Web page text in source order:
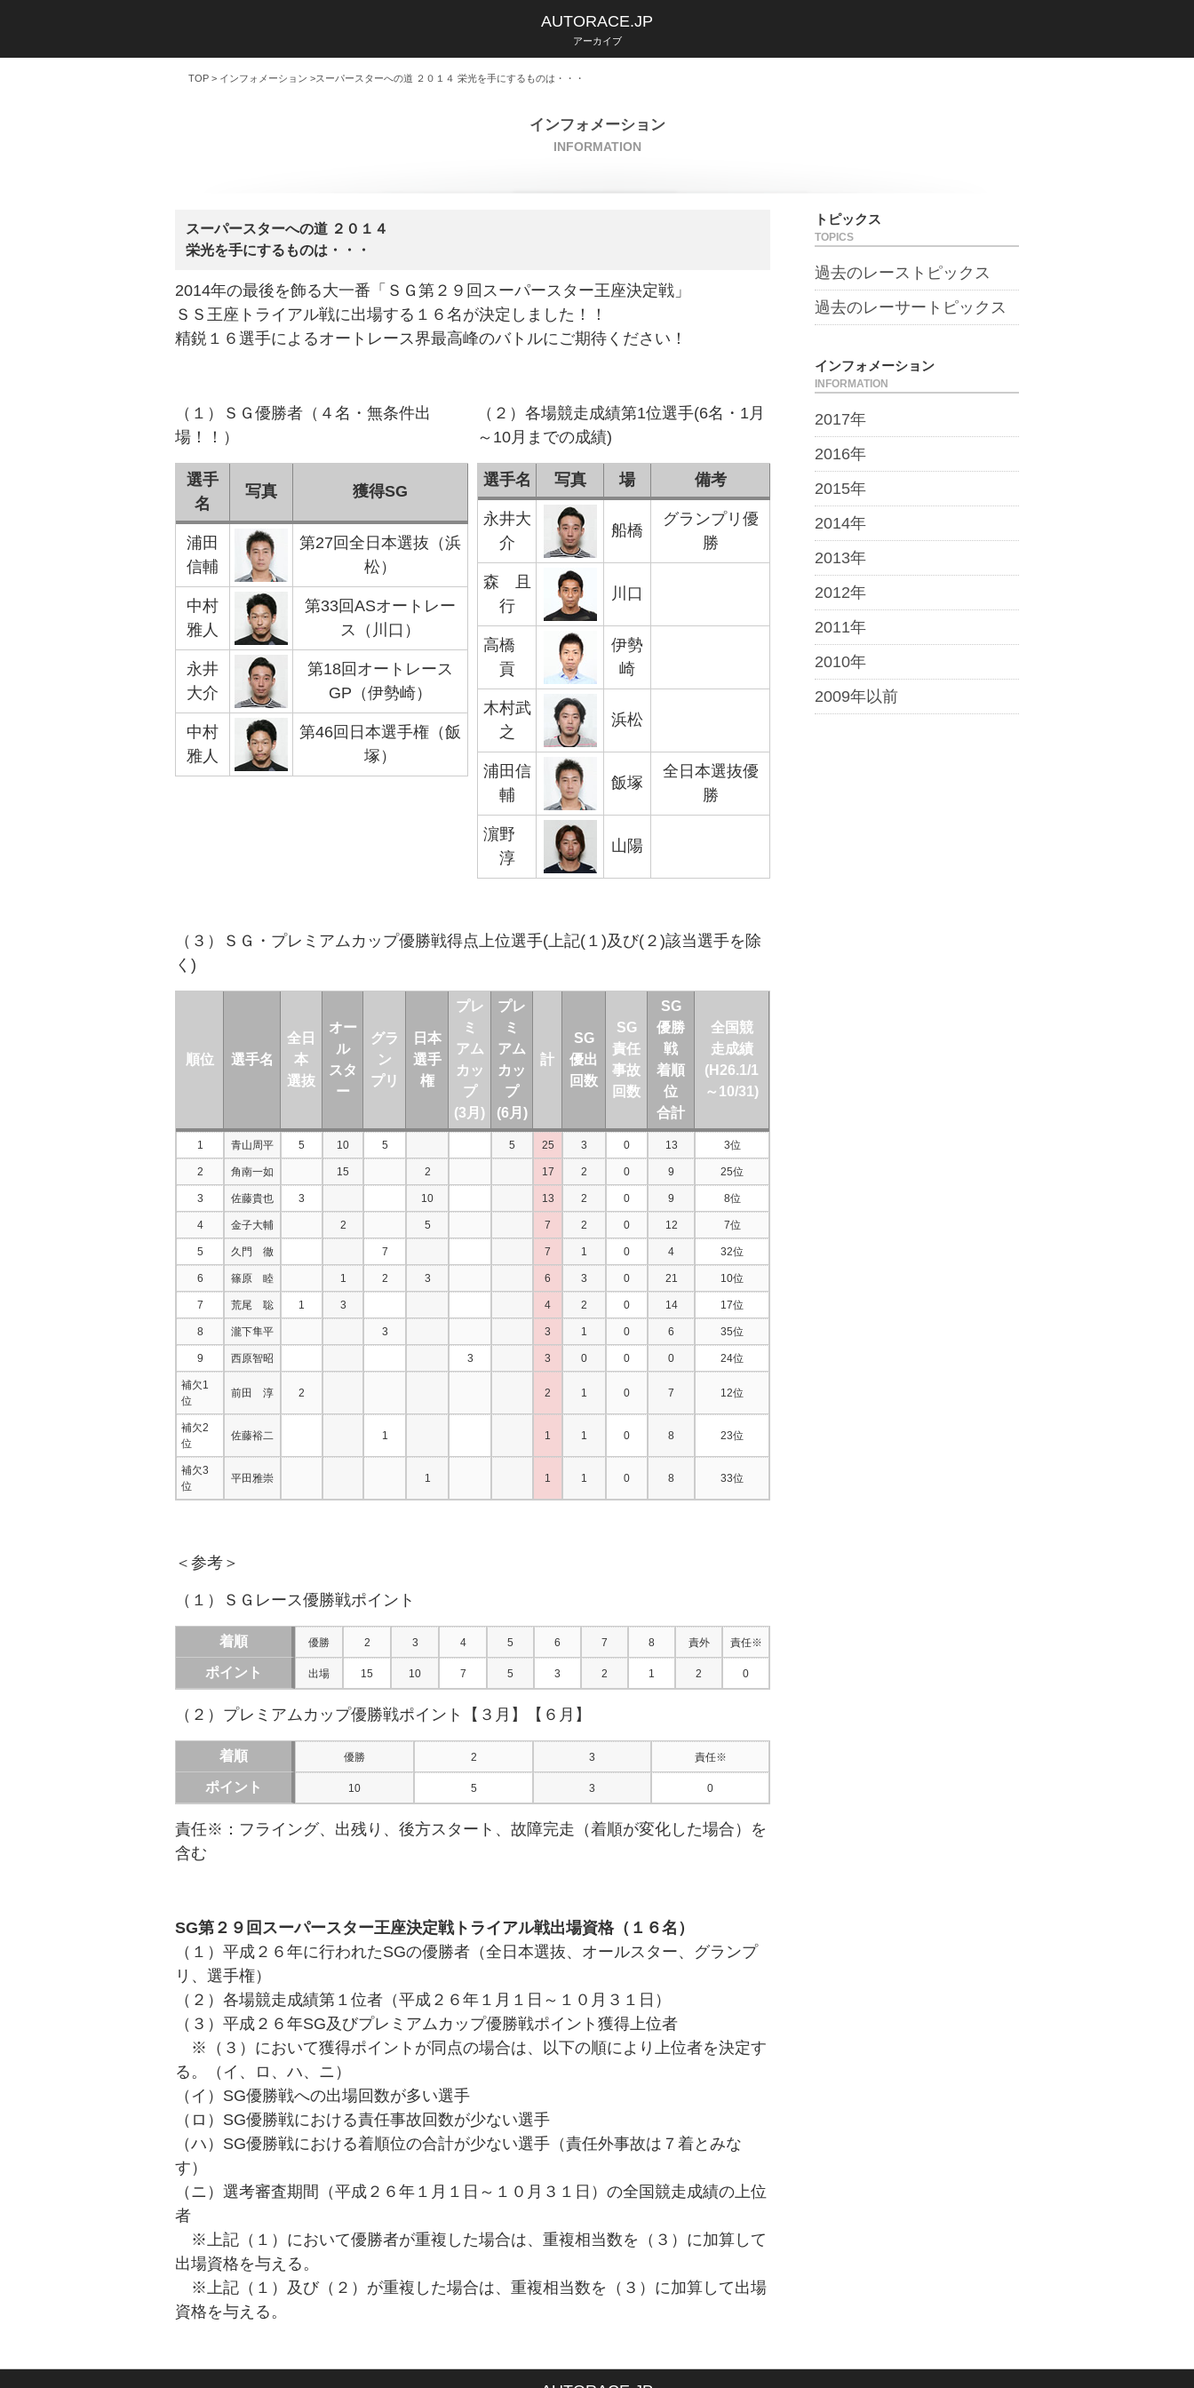
AUTORACE.JP
アーカイブ
TOP > インフォメーション >スーパースターへの道 ２０１４ 栄光を手にするものは・・・
インフォメーション
INFORMATION
スーパースターへの道 ２０１４
栄光を手にするものは・・・
2014年の最後を飾る大一番「ＳＧ第２９回スーパースター王座決定戦」
ＳＳ王座トライアル戦に出場する１６名が決定しました！！
精鋭１６選手によるオートレース界最高峰のバトルにご期待ください！
（１）ＳＧ優勝者（４名・無条件出
場！！）
選手
名
写真 獲得SG
浦田
信輔
第27回全日本選抜（浜
松）
中村
雅人
第33回ASオートレー
ス（川口）
永井
大介
第18回オートレース
GP（伊勢崎）
中村
雅人
第46回日本選手権（飯
塚）
（２）各場競走成績第1位選手(6名・1月
～10月までの成績)
選手名 写真 場 備考
永井大
介
船橋
グランプリ優
勝
森 且
行
川口
高橋
貢
伊勢
崎
木村武
之
浜松
浦田信
輔
飯塚
全日本選抜優
勝
濵野
淳
山陽
（３）ＳＧ・プレミアムカップ優勝戦得点上位選手(上記(１)及び(２)該当選手を除
く)
順位 選手名
全日
本
選抜
オー
ル
スタ
ー
グラ
ン
プリ
日本
選手
権
プレ
ミ
アム
カッ
プ
(3月)
プレ
ミ
アム
カッ
プ
(6月)
計
SG
優出
回数
SG
責任
事故
回数
SG
優勝
戦
着順
位
合計
全国競
走成績
(H26.1/1
～10/31)
1 青山周平 5 10 5 5 25 3 0 13 3位
2 角南一如 15 2 17 2 0 9 25位
3 佐藤貴也 3 10 13 2 0 9 8位
4 金子大輔 2 5 7 2 0 12 7位
5 久門 徹 7 7 1 0 4 32位
6 篠原 睦 1 2 3 6 3 0 21 10位
7 荒尾 聡 1 3 4 2 0 14 17位
8 瀧下隼平 3 3 1 0 6 35位
9 西原智昭 3 3 0 0 0 24位
補欠1
位
前田 淳 2 2 1 0 7 12位
補欠2
位
佐藤裕二 1 1 1 0 8 23位
補欠3
位
平田雅崇 1 1 1 0 8 33位
＜参考＞
（１）ＳＧレース優勝戦ポイント
着順 優勝 2 3 4 5 6 7 8 責外 責任※
ポイント 出場 15 10 7 5 3 2 1 2 0
（２）プレミアムカップ優勝戦ポイント【３月】【６月】
着順 優勝 2 3 責任※
ポイント 10 5 3 0
責任※：フライング、出残り、後方スタート、故障完走（着順が変化した場合）を
含む
SG第２９回スーパースター王座決定戦トライアル戦出場資格（１６名）
（１）平成２６年に行われたSGの優勝者（全日本選抜、オールスター、グランプ
リ、選手権）
（２）各場競走成績第１位者（平成２６年１月１日～１０月３１日）
（３）平成２６年SG及びプレミアムカップ優勝戦ポイント獲得上位者
※（３）において獲得ポイントが同点の場合は、以下の順により上位者を決定す
る。（イ、ロ、ハ、ニ）
（イ）SG優勝戦への出場回数が多い選手
（ロ）SG優勝戦における責任事故回数が少ない選手
（ハ）SG優勝戦における着順位の合計が少ない選手（責任外事故は７着とみな
す）
（ニ）選考審査期間（平成２６年１月１日～１０月３１日）の全国競走成績の上位
者
※上記（１）において優勝者が重複した場合は、重複相当数を（３）に加算して
出場資格を与える。
※上記（１）及び（２）が重複した場合は、重複相当数を（３）に加算して出場
資格を与える。
トピックス
TOPICS
過去のレーストピックス
過去のレーサートピックス
インフォメーション
INFORMATION
2017年
2016年
2015年
2014年
2013年
2012年
2011年
2010年
2009年以前